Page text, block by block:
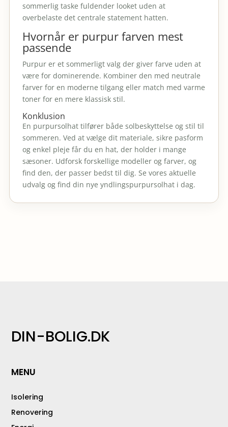
sommerlig taske fuldender looket uden at
overbelaste det centrale statement hatten.
Hvornår er purpur farven mest
passende
Purpur er et sommerligt valg der giver farve uden at
være for dominerende. Kombiner den med neutrale
farver for en moderne tilgang eller match med varme
toner for en mere klassisk stil.
Konklusion
En purpursolhat tilfører både solbeskyttelse og stil til
sommeren. Ved at vælge dit materiale, sikre pasform
og enkel pleje får du en hat, der holder i mange
sæsoner. Udforsk forskellige modeller og farver, og
find den, der passer bedst til dig. Se vores aktuelle
udvalg og find din nye yndlingspurpursolhat i dag.
DIN-BOLIG.DK
MENU
Isolering
Renovering